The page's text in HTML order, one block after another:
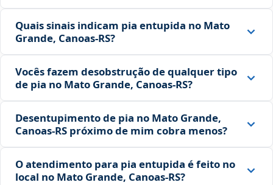
Quais sinais indicam pia entupida no Mato
Grande, Canoas‑RS?
Vocês fazem desobstrução de qualquer tipo
de pia no Mato Grande, Canoas‑RS?
Desentupimento de pia no Mato Grande,
Canoas‑RS próximo de mim cobra menos?
O atendimento para pia entupida é feito no
local no Mato Grande, Canoas‑RS?